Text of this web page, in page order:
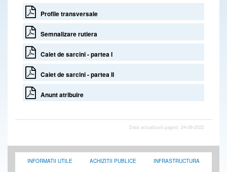
Profile transversale
Semnalizare rutiera
Caiet de sarcini - partea I
Caiet de sarcini - partea II
Anunt atribuire
Data actualizarii paginii: 24-09-2022
INFORMATII UTILE ACHIZITII PUBLICE INFRASTRUCTURA